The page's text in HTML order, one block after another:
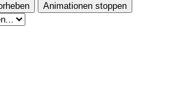
Animationen stoppen